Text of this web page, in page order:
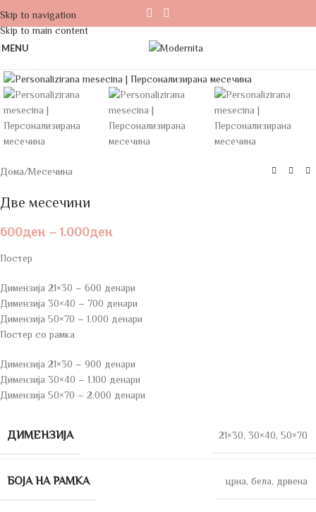
Skip to navigation
Skip to main content
MENU
Дома/Месечина
Две месечини
600ден – 1.000ден
Постер
Димензија 21×30 – 600 денари
Димензија 30×40 – 700 денари
Димензија 50×70 – 1.000 денари
Постер со рамка
Димензија 21×30 – 900 денари
Димензија 30×40 – 1.100 денари
Димензија 50×70 – 2.000 денари
ДИМЕНЗИЈА 21×30, 30×40, 50×70
БОЈА НА РАМКА црна, бела, дрвена